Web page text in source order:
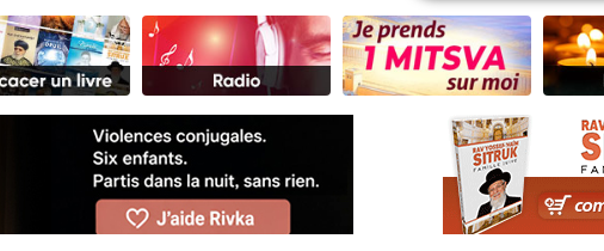
sur WhatsApp
un don pour Sauvez la jambe de Yohan
en groupe sur Zoom
Box Music
sur WhatsApp
sur WhatsApp
sur WhatsApp